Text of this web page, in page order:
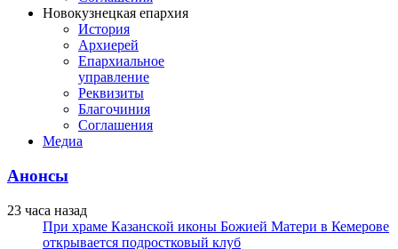
Новокузнецкая епархия
История
Архиерей
Епархиальное
управление
Реквизиты
Благочиния
Соглашения
Медиа
Анонсы
23 часа назад
При храме Казанской иконы Божией Матери в Кемерове
открывается подростковый клуб